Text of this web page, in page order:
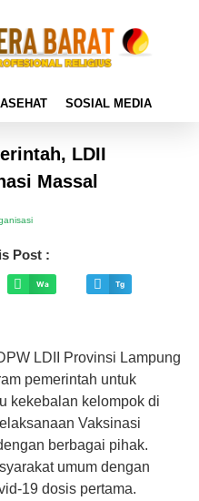
SOSIAL MEDIA
LDII
Massal
Post :
Wa Tg
LDII Provinsi Lampung
pemerintah untuk
kekebalan kelompok di
Vaksinasi
berbagai pihak.
umum dengan
19 dosis pertama.